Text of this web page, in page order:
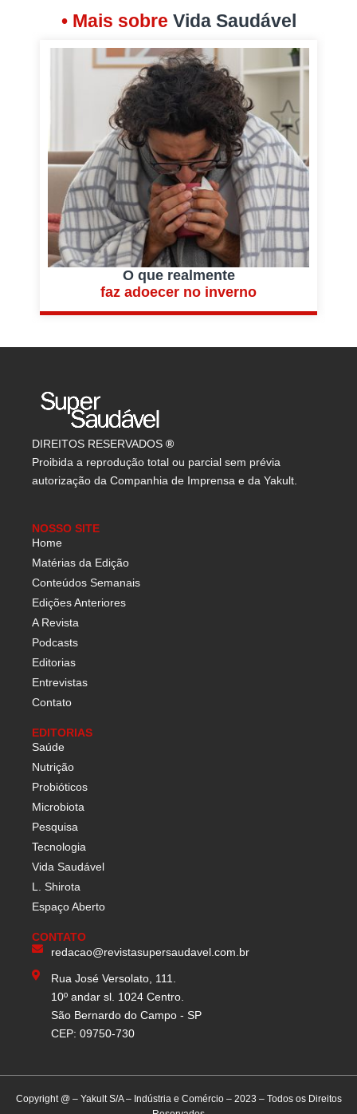
• Mais sobre Vida Saudável
O que realmente
faz adoecer no inverno
DIREITOS RESERVADOS ®
Proibida a reprodução total ou parcial sem prévia
autorização da Companhia de Imprensa e da Yakult.
NOSSO SITE
Home
Matérias da Edição
Conteúdos Semanais
Edições Anteriores
A Revista
Podcasts
Editorias
Entrevistas
Contato
EDITORIAS
Saúde
Nutrição
Probióticos
Microbiota
Pesquisa
Tecnologia
Vida Saudável
L. Shirota
Espaço Aberto
CONTATO
redacao@revistasupersaudavel.com.br
Rua José Versolato, 111.
10º andar sl. 1024 Centro.
São Bernardo do Campo - SP
CEP: 09750-730
Copyright @ – Yakult S/A – Indústria e Comércio – 2023 – Todos os Direitos